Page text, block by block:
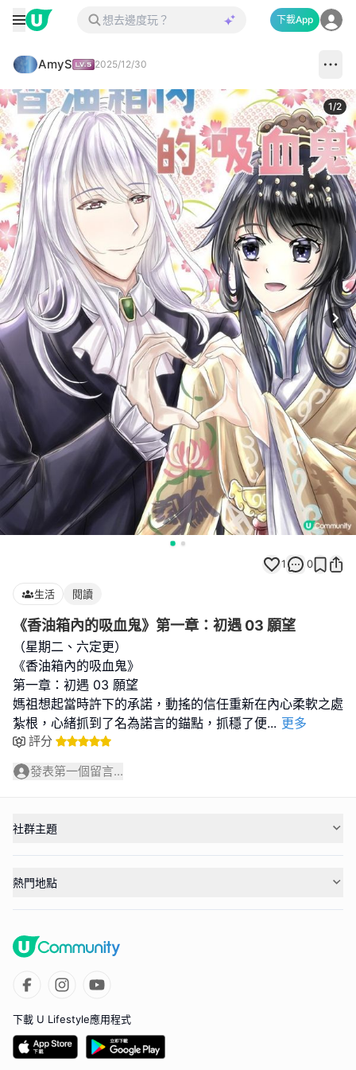
下載App
AmyS 2025/12/30
1/2
1 0
生活 閱讀
《香油箱內的吸血鬼》第一章：初遇 03 願望
（星期二、六定更）
《香油箱內的吸血鬼》
第一章：初遇 03 願望
媽祖想起當時許下的承諾，動搖的信任重新在內心柔軟之處
紮根，心緒抓到了名為諾言的錨點，抓穩了便... 更多
評分
發表第一個留言...
社群主題
熱門地點
下載 U Lifestyle應用程式